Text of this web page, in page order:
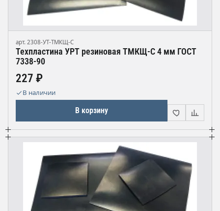
арт. 2308-УТ-ТМКЩ-С
Техпластина УРТ резиновая ТМКЩ-С 4 мм ГОСТ
7338-90
227 ₽
В наличии
В корзину